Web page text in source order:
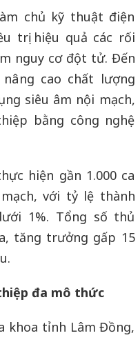
chủ kỹ thuật điện
trị hiệu quả các rối
nguy cơ đột tử. Đến
cao chất lượng
siêu âm nội mạch,
bằng công nghệ
hiện gần 1.000 ca
với tỷ lệ thành
1%. Tổng số thủ
tăng trưởng gấp 15
đa mô thức
khoa tỉnh Lâm Đồng,